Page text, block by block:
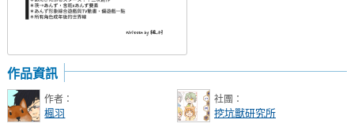
作品資訊
作者：
楓羽
社團：
挖坑獸研究所